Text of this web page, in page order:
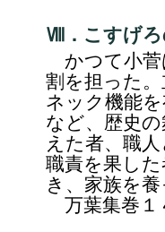
Ⅷ．こすげ
かつて小菅
割を担った
ネック機能
など、歴史
えた者、職
職責を果し
き、家族を
万葉集巻１